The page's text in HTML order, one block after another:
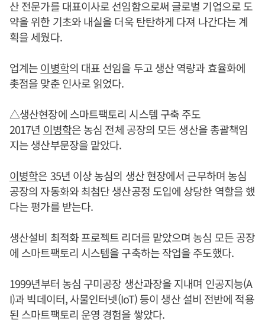
산 전문가를 대표이사로 선임함으로써 글로벌 기업으로 도
약을 위한 기초와 내실을 더욱 탄탄하게 다져 나간다는 계
획을 세웠다.
업계는이병학의 대표 선임을 두고 생산 역량과 효율화에
촛점을 맞춘 인사로 읽었다.
△생산현장에 스마트팩토리 시스템 구축 주도
2017년 이병학은 농심 전체 공장의 모든 생산을 총괄책임
지는 생산부문장을 맡았다.
이병학은 35년 이상 농심의 생산 현장에서 근무하며 농심
공장의 자동화와 최첨단 생산공정 도입에 상당한 역할을 했
다는 평가를 받는다.
생산설비 최적화 프로젝트 리더를 맡았으며 농심 모든 공장
에 스마트팩토리 시스템을 구축하는 작업을 주도했다.
1999년부터 농심 구미공장 생산과장을 지내며 인공지능(A
I)과 빅데이터, 사물인터넷(IoT) 등이 생산 설비 전반에 적용
된 스마트팩토리 운영 경험을 쌓았다.